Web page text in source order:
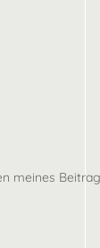
meines